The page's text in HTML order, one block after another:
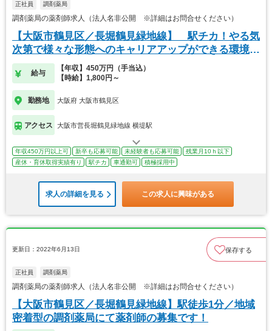
正社員 調剤薬局
調剤薬局の薬剤師求人（法人名非公開 ※詳細はお問合せください）
【大阪市鶴見区／長堀鶴見緑地線】 駅チカ！やる気
次第で様々な形態へのキャリアアップができる環境で
す。
給与
【年収】450万円（手当込）
【時給】1,800円～
勤務地 大阪府 大阪市鶴見区
アクセス 大阪市営長堀鶴見緑地線 横堤駅
年収450万円以上可 新卒も応募可能 未経験者も応募可能
残業月10ｈ以下
産休・育休取得実績有り
駅チカ 車通勤可 積極採用中
求人の詳細を見る この求人に興味がある
更新日：2022年6月13日 保存する
正社員 調剤薬局
調剤薬局の薬剤師求人（法人名非公開 ※詳細はお問合せください）
【大阪市鶴見区／長堀鶴見緑地線】駅徒歩1分／地域
密着型の調剤薬局にて薬剤師の募集です！